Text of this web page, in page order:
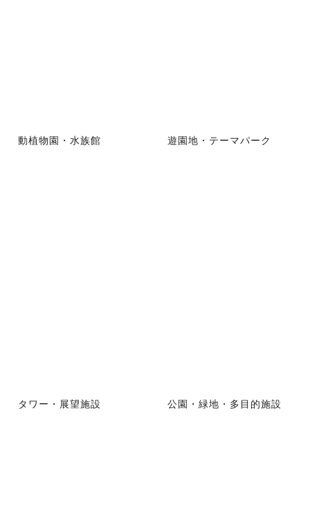
動植物園・水族館 遊園地・テーマパーク
タワー・展望施設 公園・緑地・多目的施設